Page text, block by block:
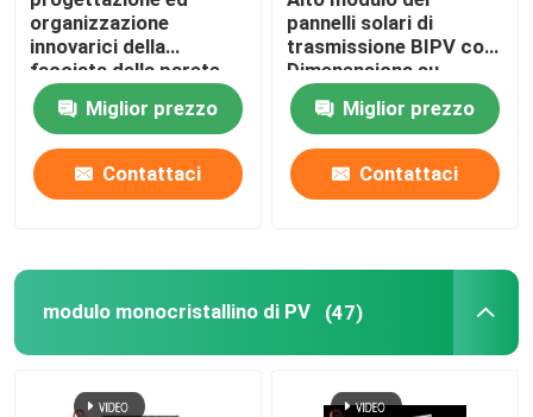
Pannelli solari di BIPV
modulo monocristallino di PV
organizzazione
innovarici della
facciata della parete
divisoria di 230W BIPV
Miglior prezzo
Contattaci
pannelli solari di
trasmissione BIPV con
Dimenensions su
misura e spessore
Miglior prezzo
Contattaci
modulo monocristallino di PV (47)